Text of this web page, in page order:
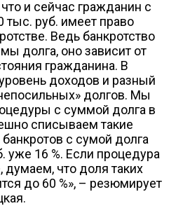
и сейчас гражданин с
тыс. руб. имеет право
Ведь банкротство
долга, оно зависит от
гражданина. В
доходов и разный
долгов. Мы
с суммой долга в
списываем такие
с сумой долга
уже 16 %. Если процедура
думаем, что доля таких
до 60 %», – резюмирует